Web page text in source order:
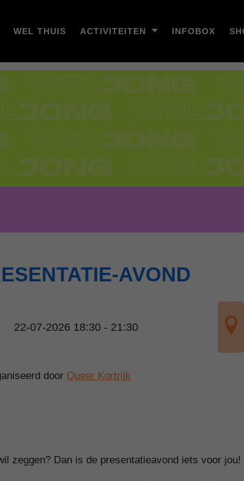
WEL THUIS ACTIVITEITEN INFOBOX
AVOND
22-07-2026 18:30 - 21:30
door Queer Kortrijk
zeggen? Dan is de presentatieavond iets voor jou!